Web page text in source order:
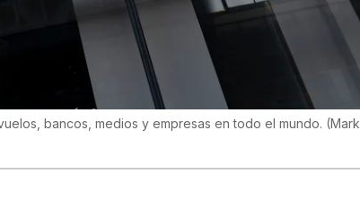
bancos, medios y empresas en todo el mundo. (Mark